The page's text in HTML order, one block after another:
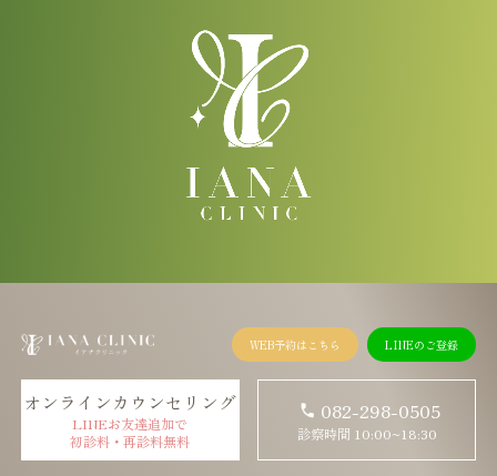
オンラインカウンセリング
LINEお友達追加で
初診料・再診料無料
082-298-0505
診察時間 10:00~18:30
WEB予約はこちら LINEのご登録